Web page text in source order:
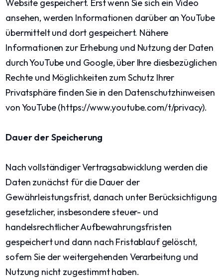
Website gespeichert. Erst wenn Sie sich ein Video
ansehen, werden Informationen darüber an YouTube
übermittelt und dort gespeichert. Nähere
Informationen zur Erhebung und Nutzung der Daten
durch YouTube und Google, über Ihre diesbezüglichen
Rechte und Möglichkeiten zum Schutz Ihrer
Privatsphäre finden Sie in den Datenschutzhinweisen
von YouTube (https://www.youtube.com/t/privacy).
Dauer der Speicherung
Nach vollständiger Vertragsabwicklung werden die
Daten zunächst für die Dauer der
Gewährleistungsfrist, danach unter Berücksichtigung
gesetzlicher, insbesondere steuer- und
handelsrechtlicher Aufbewahrungsfristen
gespeichert und dann nach Fristablauf gelöscht,
sofern Sie der weitergehenden Verarbeitung und
Nutzung nicht zugestimmt haben.